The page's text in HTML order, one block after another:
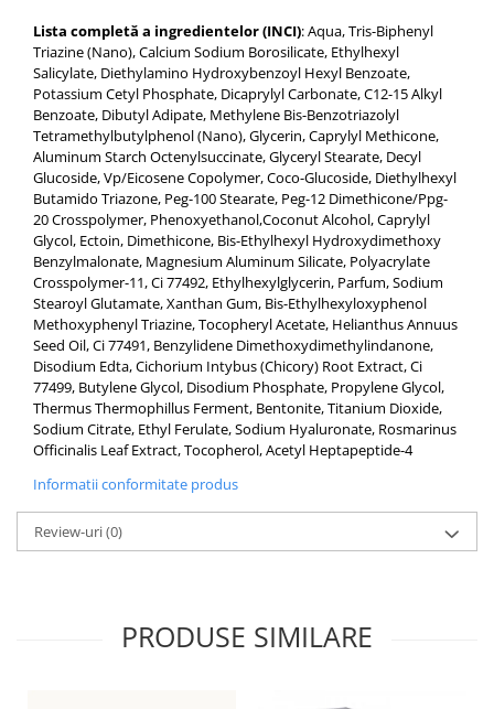
Lista completă a ingredientelor (INCI): Aqua, Tris-Biphenyl
Triazine (Nano), Calcium Sodium Borosilicate, Ethylhexyl
Salicylate, Diethylamino Hydroxybenzoyl Hexyl Benzoate,
Potassium Cetyl Phosphate, Dicaprylyl Carbonate, C12-15 Alkyl
Benzoate, Dibutyl Adipate, Methylene Bis-Benzotriazolyl
Tetramethylbutylphenol (Nano), Glycerin, Caprylyl Methicone,
Aluminum Starch Octenylsuccinate, Glyceryl Stearate, Decyl
Glucoside, Vp/Eicosene Copolymer, Coco-Glucoside, Diethylhexyl
Butamido Triazone, Peg-100 Stearate, Peg-12 Dimethicone/Ppg-
20 Crosspolymer, Phenoxyethanol,Coconut Alcohol, Caprylyl
Glycol, Ectoin, Dimethicone, Bis-Ethylhexyl Hydroxydimethoxy
Benzylmalonate, Magnesium Aluminum Silicate, Polyacrylate
Crosspolymer-11, Ci 77492, Ethylhexylglycerin, Parfum, Sodium
Stearoyl Glutamate, Xanthan Gum, Bis-Ethylhexyloxyphenol
Methoxyphenyl Triazine, Tocopheryl Acetate, Helianthus Annuus
Seed Oil, Ci 77491, Benzylidene Dimethoxydimethylindanone,
Disodium Edta, Cichorium Intybus (Chicory) Root Extract, Ci
77499, Butylene Glycol, Disodium Phosphate, Propylene Glycol,
Thermus Thermophillus Ferment, Bentonite, Titanium Dioxide,
Sodium Citrate, Ethyl Ferulate, Sodium Hyaluronate, Rosmarinus
Officinalis Leaf Extract, Tocopherol, Acetyl Heptapeptide-4
Informatii conformitate produs
Review-uri(0)
PRODUSE SIMILARE